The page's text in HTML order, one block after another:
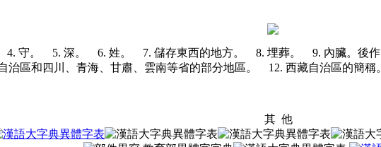
4. 守。 5. 深。 6. 姓。 7. 儲存東西的地方。 8. 埋葬。 9. 內臟。後作
治區和四川、青海、甘肅、雲南等省的部分地區。 12. 西藏自治區的
其 他